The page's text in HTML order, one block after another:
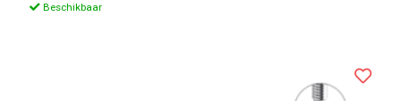
Beschikbaar